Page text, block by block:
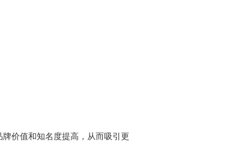
价值和知名度提高，从而吸引更